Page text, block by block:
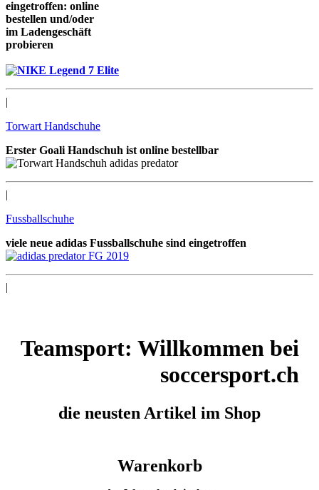
eingetroffen: online
bestellen und/oder
im Ladengeschäft
probieren
|
Torwart Handschuhe
Erster Goali Handschuh ist online bestellbar
|
Fussballschuhe
viele neue adidas Fussballschuhe sind eingetroffen
|
Teamsport: Willkommen bei
soccersport.ch
die neusten Artikel im Shop
Warenkorb